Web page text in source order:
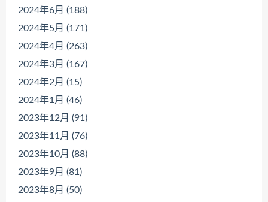
2024年6月 (188)
2024年5月 (171)
2024年4月 (263)
2024年3月 (167)
2024年2月 (15)
2024年1月 (46)
2023年12月 (91)
2023年11月 (76)
2023年10月 (88)
2023年9月 (81)
2023年8月 (50)